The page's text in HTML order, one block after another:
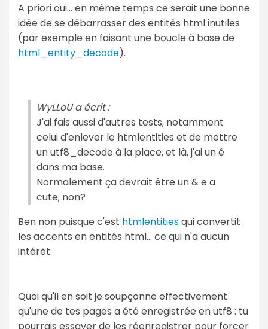
A priori oui... en même temps ce serait une bonne
idée de se débarrasser des entités html inutiles
(par exemple en faisant une boucle à base de
html_entity_decode).
WyLLoU a écrit :
J'ai fais aussi d'autres tests, notamment
celui d'enlever le htmlentities et de mettre
un utf8_decode à la place, et là, j'ai un é
dans ma base.
Normalement ça devrait être un & e a
cute; non?
Ben non puisque c'est htmlentitiesqui convertit
les accents en entités html... ce qui n'a aucun
intérêt.
Quoi qu'il en soit je soupçonne effectivement
qu'une de tes pages a été enregistrée en utf8 : tu
pourrais essayer de les réenregistrer pour forcer